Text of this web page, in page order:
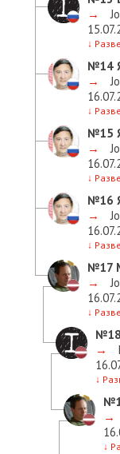
→
↓
№14
→
↓
№15
→
↓
№16
→
↓
№17
→
↓
№18
→
↓
→
↓